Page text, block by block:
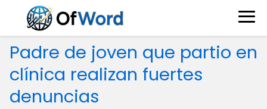
Padre de joven que partio en
clínica realizan fuertes
denuncias